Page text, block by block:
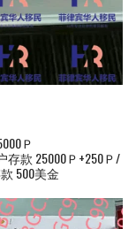
Ｐ
存款 25000Ｐ+250Ｐ/
500美金